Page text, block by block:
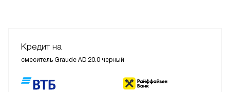
Кредит на
смеситель Graude AD 20.0 черный